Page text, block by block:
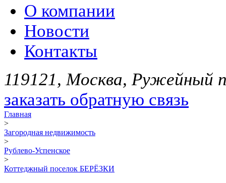
О компании
Новости
Контакты
119121, Москва, Ружейный
заказать обратную связь
Главная
>
Загородная недвижимость
>
Рублево-Успенское
>
Коттеджный поселок БЕРЁЗКИ